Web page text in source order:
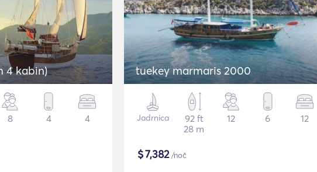
4 kabin)
8 4 4
tuekey marmaris 2000
Jadrnica
92 ft
28 m
12 6 12
$7,382/noč